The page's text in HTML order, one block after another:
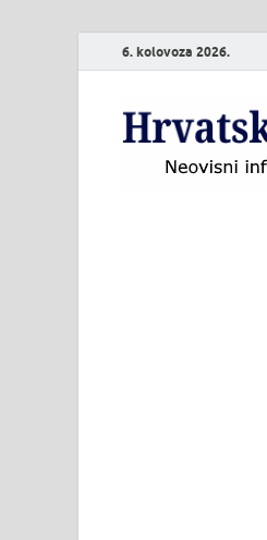
6. kolovoza 2026.